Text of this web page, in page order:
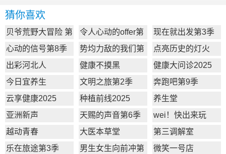
猜你喜欢
贝爷荒野大冒险 第
一季
令人心动的offer第
7季
现在就出发第3季
心动的信号第8季
势均力敌的我们第
2季
点亮历史的灯火
出彩河北人
健康不摸黑
健康大问诊2025
今日宜养生
文明之旅第2季
奔跑吧第9季
云享健康2025
种植前线2025
养生堂
亚洲新声
天赐的声音第6季
wei！快出来玩
越动青春
大医本草堂
第三调解室
乐在旅途第3季
男生女生向前冲第 微笑一号店